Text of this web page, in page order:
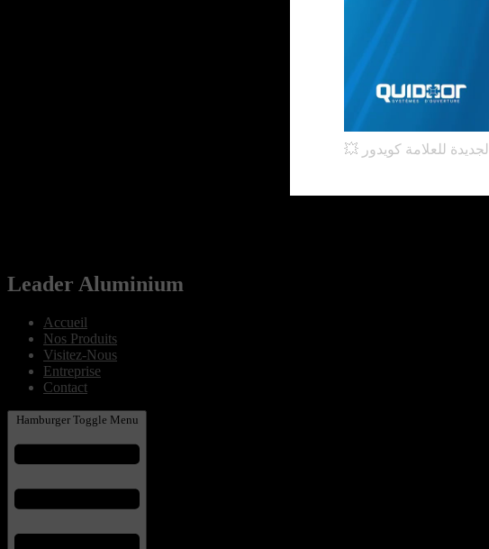
Leader Aluminium
Accueil
Nos Produits
Visitez-Nous
Entreprise
Contact
Hamburger Toggle Menu